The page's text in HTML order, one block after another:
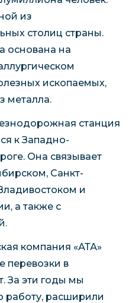
из
столиц страны.
основана на
ископаемых,
металла.
станция
к Западно-
Она связывает
Санкт-
и
а также с
компания «АТА»
перевозки в
За эти годы мы
работу, расширили